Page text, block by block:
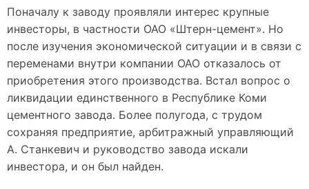
Поначалу к заводу проявляли интерес крупные
инвесторы, в частности ОАО «Штерн-цемент». Но
после изучения экономической ситуации и в связи с
переменами внутри компании ОАО отказалось от
приобретения этого производства. Встал вопрос о
ликвидации единственного в Республике Коми
цементного завода. Более полугода, с трудом
сохраняя предприятие, арбитражный управляющий
А. Станкевич и руководство завода искали
инвестора, и он был найден.